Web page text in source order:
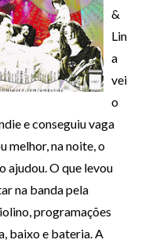
&
Lin
a
vei
o
e conseguiu vaga
melhor, na noite, o
ajudou. O que levou
na banda pela
programações
baixo e bateria. A